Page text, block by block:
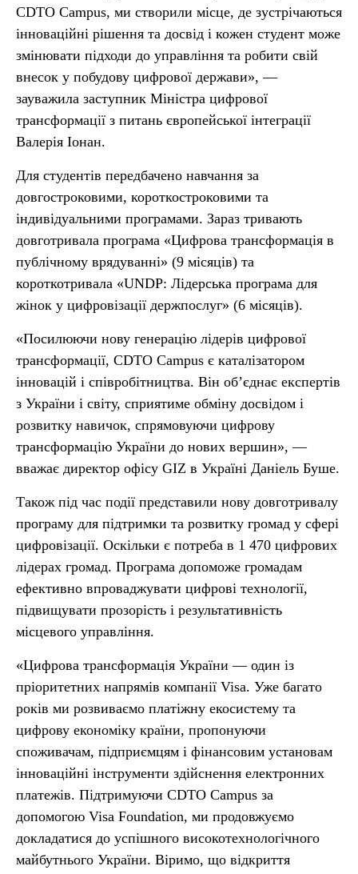
CDTO Campus, ми створили місце, де зустрічаються
інноваційні рішення та досвід і кожен студент може
змінювати підходи до управління та робити свій
внесок у побудову цифрової держави», —
зауважила заступник Міністра цифрової
трансформації з питань європейської інтеграції
Валерія Іонан.
Для студентів передбачено навчання за
довгостроковими, короткостроковими та
індивідуальними програмами. Зараз тривають
довготривала програма «Цифрова трансформація в
публічному врядуванні» (9 місяців) та
короткотривала «UNDP: Лідерська програма для
жінок у цифровізації держпослуг» (6 місяців).
«Посилюючи нову генерацію лідерів цифрової
трансформації, CDTO Campus є каталізатором
інновацій і співробітництва. Він об’єднає експертів
з України і світу, сприятиме обміну досвідом і
розвитку навичок, спрямовуючи цифрову
трансформацію України до нових вершин», —
вважає директор офісу GIZ в Україні Даніель Буше.
Також під час події представили нову довготривалу
програму для підтримки та розвитку громад у сфері
цифровізації. Оскільки є потреба в 1 470 цифрових
лідерах громад. Програма допоможе громадам
ефективно впроваджувати цифрові технології,
підвищувати прозорість і результативність
місцевого управління.
«Цифрова трансформація України — один із
пріоритетних напрямів компанії Visa. Уже багато
років ми розвиваємо платіжну екосистему та
цифрову економіку країни, пропонуючи
споживачам, підприємцям і фінансовим установам
інноваційні інструменти здійснення електронних
платежів. Підтримуючи CDTO Campus за
допомогою Visa Foundation, ми продовжуємо
докладатися до успішного високотехнологічного
майбутнього України. Віримо, що відкриття